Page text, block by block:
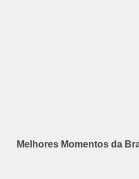
Melhores Momentos da